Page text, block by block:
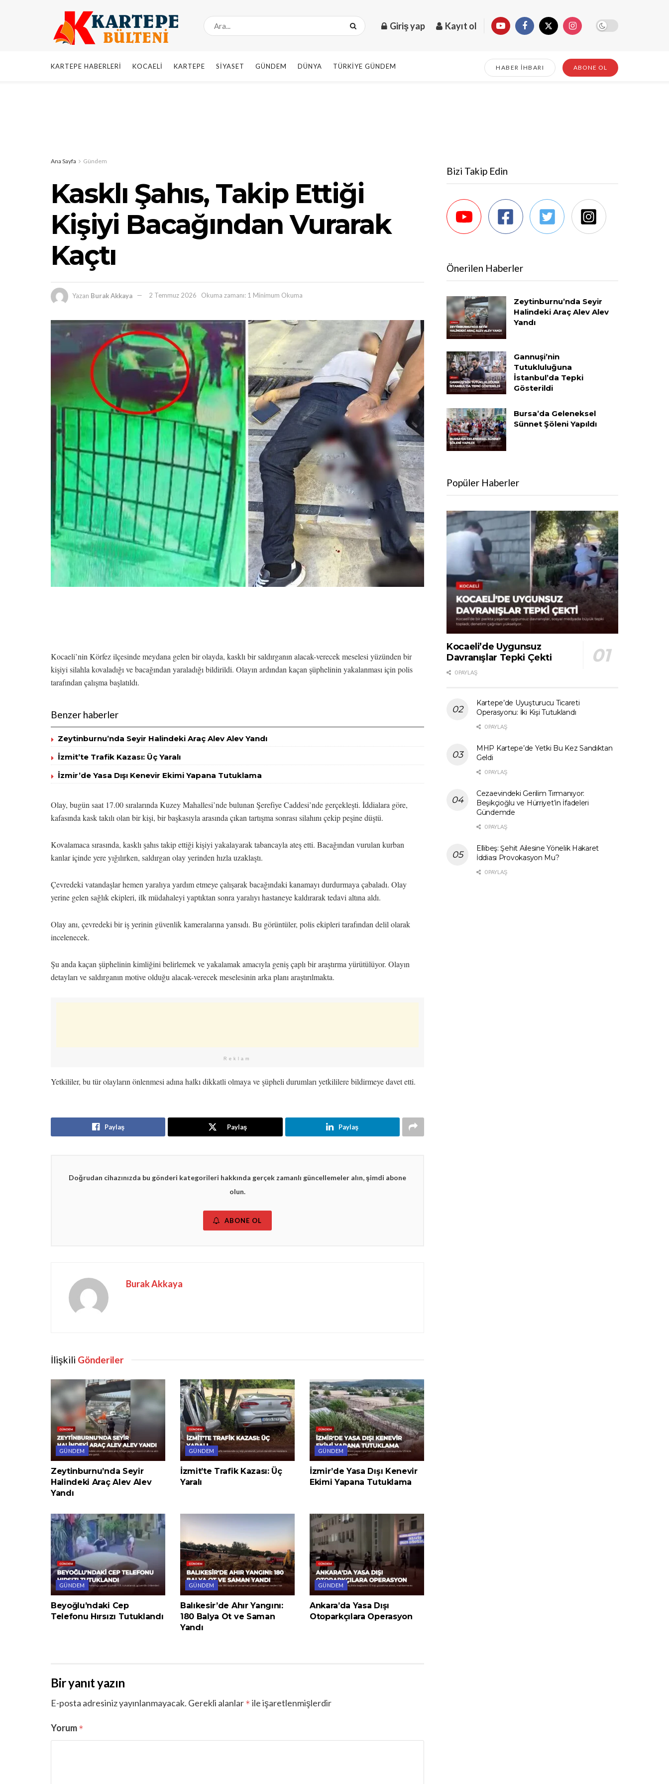
Giriş yap Kayıt ol
KARTEPE HABERLERI KOCAELI KARTEPE SIYASET GÜNDEM DÜNYA TÜRKIYE GÜNDEM HABER İHBARI ABONE OL
Ana Sayfa Gündem
Kasklı Şahıs, Takip Ettiği
Kişiyi Bacağından Vurarak
Kaçtı
Yazan Burak Akkaya 2 Temmuz 2026 Okuma zamanı: 1 Minimum Okuma
Kocaeli’nin Körfez ilçesinde meydana gelen bir olayda, kasklı bir saldırganın alacak-verecek meselesi yüzünden bir
kişiyi silahla kovaladığı ve bacağından yaraladığı bildirildi. Olayın ardından kaçan şüphelinin yakalanması için polis
tarafından çalışma başlatıldı.
Benzer haberler
Zeytinburnu’nda Seyir Halindeki Araç Alev Alev Yandı
İzmit’te Trafik Kazası: Üç Yaralı
İzmir’de Yasa Dışı Kenevir Ekimi Yapana Tutuklama
Olay, bugün saat 17.00 sıralarında Kuzey Mahallesi’nde bulunan Şerefiye Caddesi’nde gerçekleşti. İddialara göre,
kafasında kask takılı olan bir kişi, bir başkasıyla arasında çıkan tartışma sonrası silahını çekip peşine düştü.
Kovalamaca sırasında, kasklı şahıs takip ettiği kişiyi yakalayarak tabancayla ateş etti. Bacağından vurulan kurban
kanlar içinde yere yığılırken, saldırgan olay yerinden hızla uzaklaştı.
Çevredeki vatandaşlar hemen yaralıya yardım etmeye çalışarak bacağındaki kanamayı durdurmaya çabaladı. Olay
yerine gelen sağlık ekipleri, ilk müdahaleyi yaptıktan sonra yaralıyı hastaneye kaldırarak tedavi altına aldı.
Olay anı, çevredeki bir iş yerinin güvenlik kameralarına yansıdı. Bu görüntüler, polis ekipleri tarafından delil olarak
incelenecek.
Şu anda kaçan şüphelinin kimliğini belirlemek ve yakalamak amacıyla geniş çaplı bir araştırma yürütülüyor. Olayın
detayları ve saldırganın motive olduğu alacak-verecek meselesinin arka planı araştırılmakta.
Reklam
Yetkililer, bu tür olayların önlenmesi adına halkı dikkatli olmaya ve şüpheli durumları yetkililere bildirmeye davet etti.
Paylaş Paylaş Paylaş
Doğrudan cihazınızda bu gönderi kategorileri hakkında gerçek zamanlı güncellemeler alın, şimdi abone
olun.
ABONE OL
Burak Akkaya
İlişkili Gönderiler
GÜNDEM
Zeytinburnu’nda Seyir
Halindeki Araç Alev Alev
Yandı
GÜNDEM
İzmit’te Trafik Kazası: Üç
Yaralı
GÜNDEM
İzmir’de Yasa Dışı Kenevir
Ekimi Yapana Tutuklama
GÜNDEM
Beyoğlu’ndaki Cep
Telefonu Hırsızı Tutuklandı
GÜNDEM
Balıkesir’de Ahır Yangını:
180 Balya Ot ve Saman
Yandı
GÜNDEM
Ankara’da Yasa Dışı
Otoparkçılara Operasyon
Bir yanıt yazın
E-posta adresiniz yayınlanmayacak. Gerekli alanlar * ile işaretlenmişlerdir
Yorum *
Bizi Takip Edin
Önerilen Haberler
Zeytinburnu’nda Seyir
Halindeki Araç Alev Alev
Yandı
Gannuşi’nin
Tutukluluğuna
İstanbul’da Tepki
Gösterildi
Bursa’da Geleneksel
Sünnet Şöleni Yapıldı
Popüler Haberler
Kocaeli’de Uygunsuz
Davranışlar Tepki Çekti
0 PAYLAŞ
Kartepe’de Uyuşturucu Ticareti
Operasyonu: İki Kişi Tutuklandı
0 PAYLAŞ
MHP Kartepe’de Yetki Bu Kez Sandıktan
Geldi
0 PAYLAŞ
Cezaevindeki Gerilim Tırmanıyor:
Beşikçioğlu ve Hürriyet’in İfadeleri
Gündemde
0 PAYLAŞ
Ellibeş: Şehit Ailesine Yönelik Hakaret
İddiası Provokasyon Mu?
0 PAYLAŞ